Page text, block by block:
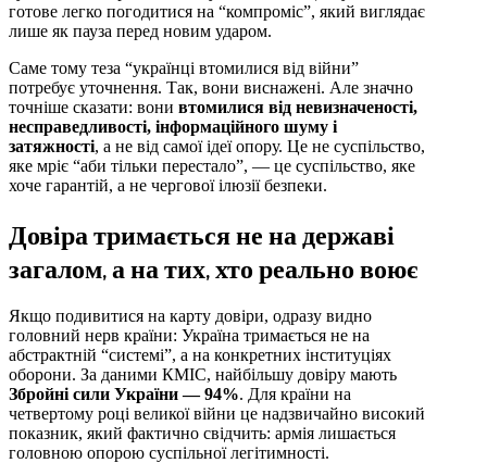
готове легко погодитися на “компроміс”, який виглядає
лише як пауза перед новим ударом.
Саме тому теза “українці втомилися від війни”
потребує уточнення. Так, вони виснажені. Але значно
точніше сказати: вони втомилися від невизначеності,
несправедливості, інформаційного шуму і
затяжності, а не від самої ідеї опору. Це не суспільство,
яке мріє “аби тільки перестало”, — це суспільство, яке
хоче гарантій, а не чергової ілюзії безпеки.
Довіра тримається не на державі
загалом, а на тих, хто реально воює
Якщо подивитися на карту довіри, одразу видно
головний нерв країни: Україна тримається не на
абстрактній “системі”, а на конкретних інституціях
оборони. За даними КМІС, найбільшу довіру мають
Збройні сили України — 94%. Для країни на
четвертому році великої війни це надзвичайно високий
показник, який фактично свідчить: армія лишається
головною опорою суспільної легітимності.